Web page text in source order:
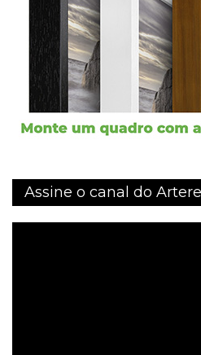
Assine o canal do